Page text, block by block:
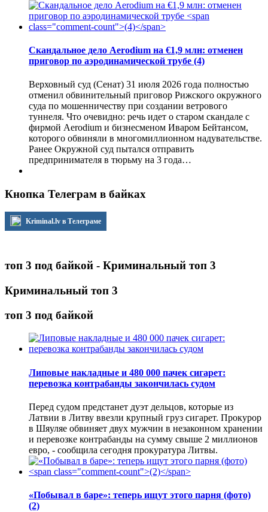
Скандальное дело Aerodium на €1,9 млн: отменен
приговор по аэродинамической трубе (4)
Верховный суд (Сенат) 31 июля 2026 года полностью
отменил обвинительный приговор Рижского окружного
суда по мошенничеству при создании ветрового
туннеля. Что очевидно: речь идет о старом скандале с
фирмой Aerodium и бизнесменом Иваром Бейтансом,
которого обвиняли в многомиллионном надувательстве.
Ранее Окружной суд пытался отправить
предпринимателя в тюрьму на 3 года…
Кнопка Телеграм в байках
Kriminal.lv в Телеграме
топ 3 под байкой - Криминальный топ 3
Криминальный топ 3
топ 3 под байкой
Липовые накладные и 480 000 пачек сигарет:
перевозка контрабанды закончилась судом
Перед судом предстанет дуэт дельцов, которые из
Латвии в Литву ввезли крупный груз сигарет. Прокурор
в Шяуляе обвиняет двух мужчин в незаконном хранении
и перевозке контрабанды на сумму свыше 2 миллионов
евро, - сообщила сегодня прокуратура Литвы.
«Побывал в баре»: теперь ищут этого парня (фото)
(2)